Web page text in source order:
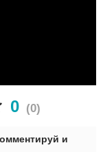
0 (0)
и